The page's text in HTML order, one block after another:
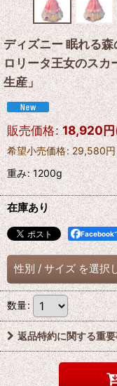
ディズニー 眠れる
ロリータ王女のス
生産」
販売価格: 18,920円
希望小売価格: 29,580円
重み:1200g
在庫あり
Facebook
性別 / サイズ を選択
数量:
返品特約に関する重